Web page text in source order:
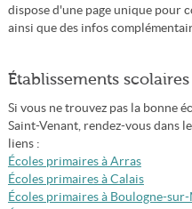
dispose d'une page unique pour
ainsi que des infos
Établissements
Si vous ne trouvez pas la bonne
Saint-Venant, rendez-vous dans
liens :
Écoles primaires à Arras
Écoles primaires à Calais
Écoles primaires à Boulogne-